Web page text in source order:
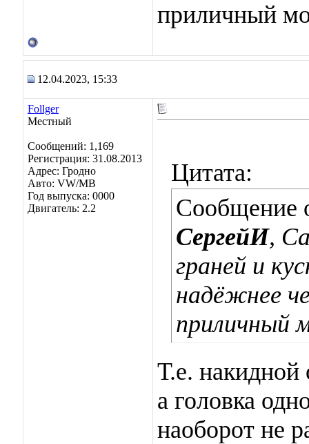
приличный
12.04.2023, 15:33
Follger
Местный
Сообщений: 1,169
Регистрация: 31.08.2013
Адрес: Гродно
Авто: VW/MB
Год выпуска: 0000
Двигатель: 2.2
Цитата:
Сообщение
СергейИ,
граней и
надёжнее
приличный
Т.е.
а головка
наоборот не